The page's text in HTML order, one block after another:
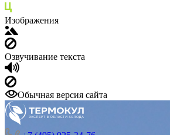
Изображения
Озвучивание текста
Обычная версия сайта